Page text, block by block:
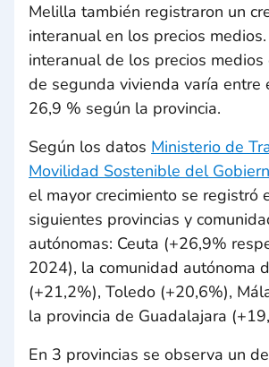
Melilla también registraron un
interanual en los precios
interanual de los precios
de segunda vivienda varía entre
26,9 % según la provincia.
Según los datos Ministerio de
Movilidad Sostenible del
el mayor crecimiento se registró
siguientes provincias y
autónomas: Ceuta (+26,9%
2024), la comunidad autónoma
(+21,2%), Toledo (+20,6%),
la provincia de Guadalajara
En 3 provincias se observa un